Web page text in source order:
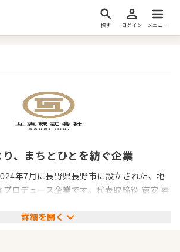
探す ログイン メニュー
、まちとひとを紡ぐ企業
年7月に長野県長野市に設立された、地
ロデュース企業です。代表取締役 徳安 素
・温浴・飲食・物販・まちづくり支援まで
詳細を開く